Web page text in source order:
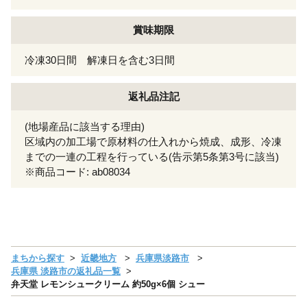
賞味期限
冷凍30日間 解凍日を含む3日間
返礼品注記
(地場産品に該当する理由)
区域内の加工場で原材料の仕入れから焼成、成形、冷凍
までの一連の工程を行っている(告示第5条第3号に該当)
※商品コード: ab08034
まちから探す 近畿地方
兵庫県淡路市
兵庫県 淡路市の返礼品一覧
弁天堂 レモンシュークリーム 約50g×6個 シュー